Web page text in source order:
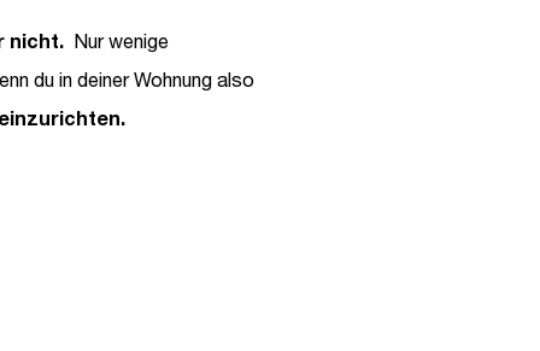
nicht. Nur wenige
du in deiner Wohnung also